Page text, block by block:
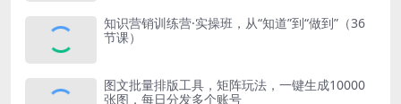
知识营销训练营·实操班，从“知道”到“做到”（36
节课）
图文批量排版工具，矩阵玩法，一键生成10000
张图，每日分发多个账号